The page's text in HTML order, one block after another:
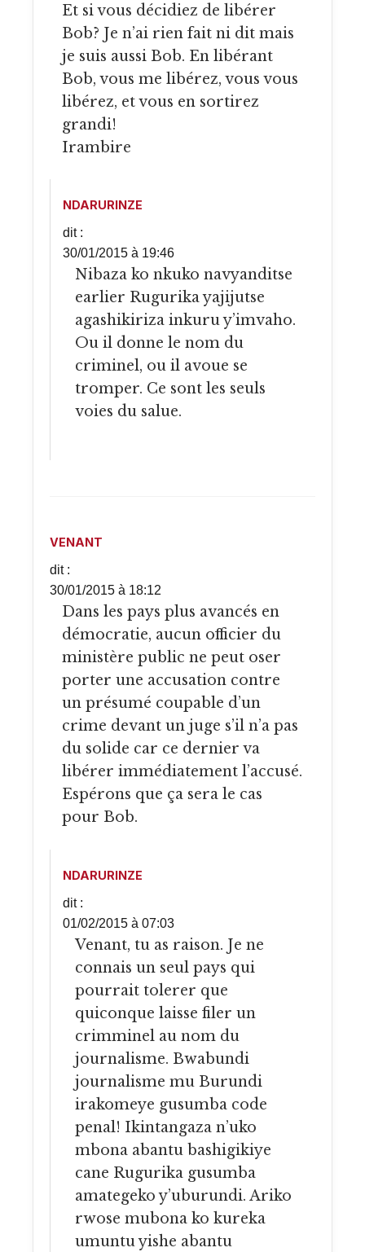
Et si vous décidiez de libérer
Bob? Je n’ai rien fait ni dit mais
je suis aussi Bob. En libérant
Bob, vous me libérez, vous vous
libérez, et vous en sortirez
grandi!
Irambire
NDARURINZE
dit :
30/01/2015 à 19:46
Nibaza ko nkuko navyanditse
earlier Rugurika yajijutse
agashikiriza inkuru y’imvaho.
Ou il donne le nom du
criminel, ou il avoue se
tromper. Ce sont les seuls
voies du salue.
VENANT
dit :
30/01/2015 à 18:12
Dans les pays plus avancés en
démocratie, aucun officier du
ministère public ne peut oser
porter une accusation contre
un présumé coupable d’un
crime devant un juge s’il n’a pas
du solide car ce dernier va
libérer immédiatement l’accusé.
Espérons que ça sera le cas
pour Bob.
NDARURINZE
dit :
01/02/2015 à 07:03
Venant, tu as raison. Je ne
connais un seul pays qui
pourrait tolerer que
quiconque laisse filer un
crimminel au nom du
journalisme. Bwabundi
journalisme mu Burundi
irakomeye gusumba code
penal! Ikintangaza n’uko
mbona abantu bashigikiye
cane Rugurika gusumba
amategeko y’uburundi. Ariko
rwose mubona ko kureka
umuntu yishe abantu